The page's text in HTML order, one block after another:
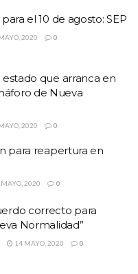
el 10 de agosto: SEP
2020 0
que arranca en
de Nueva
2020 0
para reapertura en
2020 0
correcto para
Normalidad”
14 MAYO, 2020 0